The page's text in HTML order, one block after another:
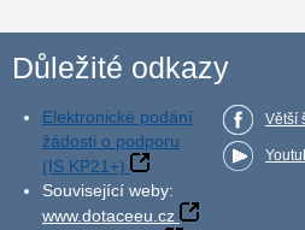
Důležité odkazy
Elektronické podání
žádosti o podporu
(IS KP21+)
Související weby:
www.dotaceeu.cz
Větší